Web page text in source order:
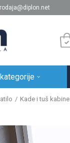
Kade i tuš kabine